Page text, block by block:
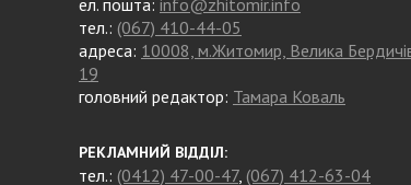
тел.: (067) 410-44-05
адреса: 10008, м.Житомир, Велика
19
головний редактор: Тамара Коваль
РЕКЛАМНИЙ ВІДДІЛ:
тел.: (0412) 47-00-47, (067) 412-63-04